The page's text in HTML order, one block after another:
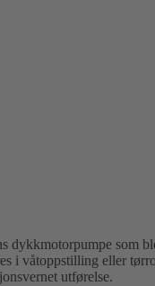
dykkmotorpumpe som
i våtoppstilling eller
utførelse.